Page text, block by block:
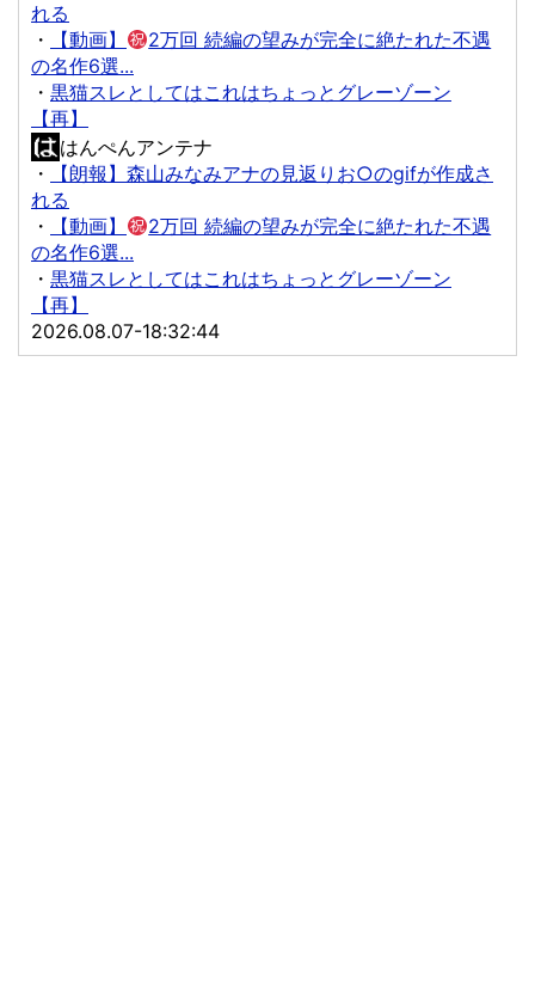
れる
・
【動画】
2万回 続編の望みが完全に絶たれた不遇
の名作6選...
・ 黒猫スレとしてはこれはちょっとグレーゾーン
【再】
はんぺんアンテナ
・
【朗報】森山みなみアナの見返りお○のgifが作成さ
れる
・
【動画】
2万回 続編の望みが完全に絶たれた不遇
の名作6選...
・ 黒猫スレとしてはこれはちょっとグレーゾーン
【再】
2026.08.07-18:32:44